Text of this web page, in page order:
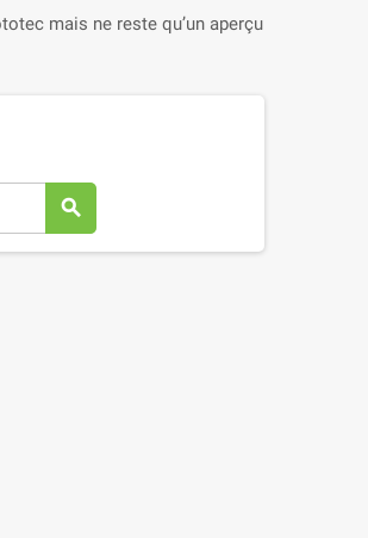
mais ne reste qu’un aperçu
search